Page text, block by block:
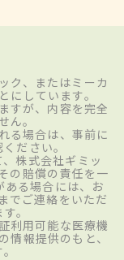
ク、またはミーカ
にしています。
すが、内容を完全
ん。
る場合は、事前に
ださい。
株式会社ギミッ
の賠償の責任を一
る場合には、お
でご連絡をいただ
。
利用可能な医療機
報提供のもと、